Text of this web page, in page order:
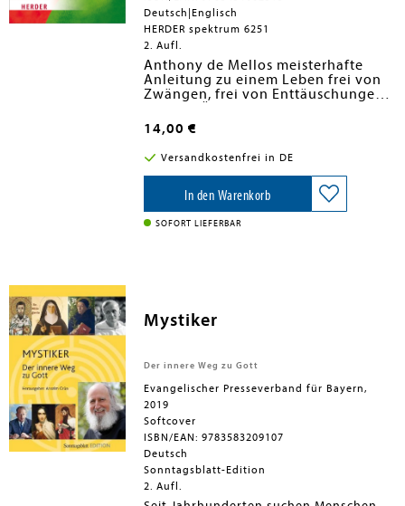
Deutsch|Englisch
HERDER spektrum 6251
2. Aufl.
Anthony de Mellos meisterhafte
Anleitung zu einem Leben frei von
Zwängen, frei von Enttäuschungen,
sich darauf einzulassen, wird es
erleben. Mit weisheitlichen
Geschichten aus der östlichen und
westlichen Welt bringt er die
Kernthemen des Lebens und damit
Leserinnen und Leser auf den
sprichwörtlich springenden Punkt.
14,00 €
Versandkostenfrei in DE
In den Warenkorb
SOFORT LIEFERBAR
Mystiker
Der innere Weg zu Gott
Evangelischer Presseverband für Bayern,
2019
Softcover
ISBN/EAN: 9783583209107
Deutsch
Sonntagsblatt-Edition
2. Aufl.